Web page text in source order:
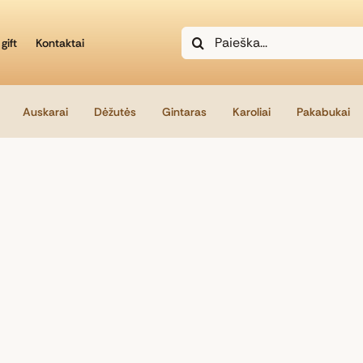
Kontaktai
Search
for:
Auskarai Dėžutės Gintaras Karoliai Pakabukai